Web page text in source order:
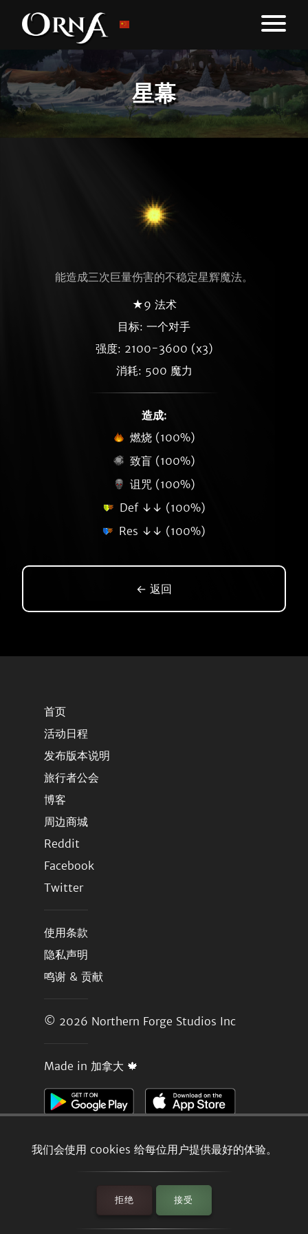
星幕
我们会使用 cookies 给每位用户提供最好的体验。
拒绝 接受
能造成三次巨量伤害的不稳定星辉魔法。
★9 法术
目标: 一个对手
强度: 2100-3600 (x3)
消耗: 500 魔力
造成:
燃烧 (100%)
致盲 (100%)
诅咒 (100%)
Def ↓↓ (100%)
Res ↓↓ (100%)
← 返回
首页
活动日程
发布版本说明
旅行者公会
博客
周边商城
Reddit
Facebook
Twitter
使用条款
隐私声明
鸣谢 & 贡献
© 2026 Northern Forge Studios Inc
Made in 加拿大 🍁